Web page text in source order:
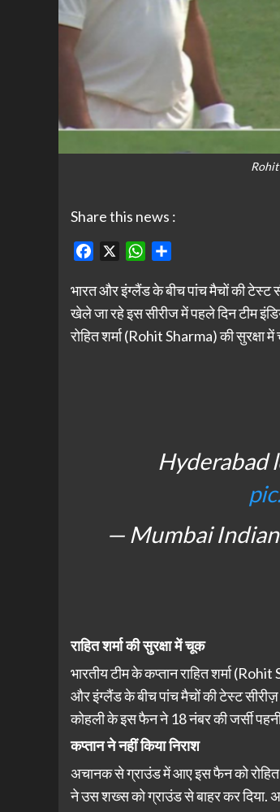
Rohit
Share this news :
Facebook WhatsApp
भारत और इंग्लैंड के बीच पांच मैचों की टेस्ट
खेले जा रहे इस सीरीज में पहले दिन टीम
रोहित शर्मा (Rohit Sharma) की सुरक्षा
Hyderabad
— Mumbai
राहित शर्मा की सुरक्षा में चूक
भारतीय टीम के कप्तान राहित शर्मा
और इंग्लैंड के बीच पांच मैचों की टेस्ट
कोहली के इस फैन ने 18 नंबर की जर्सी पहनी
कप्तान ने नहीं किया निराश
अचानक से ग्राउंड में आए इस फैन को रोहित
ने उस शख्स को ग्राउंड से बाहर कर दिया.